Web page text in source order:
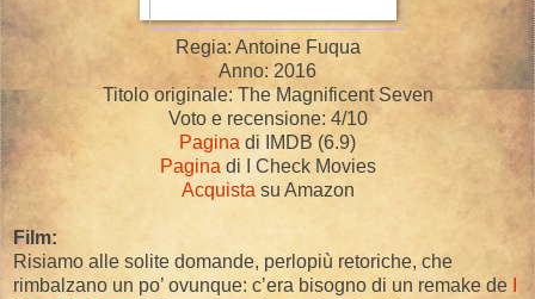
Regia: Antoine Fuqua
Anno: 2016
Titolo originale: The Magnificent Seven
Voto e recensione: 4/10
Pagina di IMDB (6.9)
Pagina di I Check Movies
Acquista su Amazon
Film:
Risiamo alle solite domande, perlopiù retoriche, che
rimbalzano un po’ ovunque: c’era bisogno di un remake de